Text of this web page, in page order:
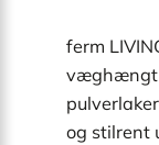
ferm
væghængt
og stilrent